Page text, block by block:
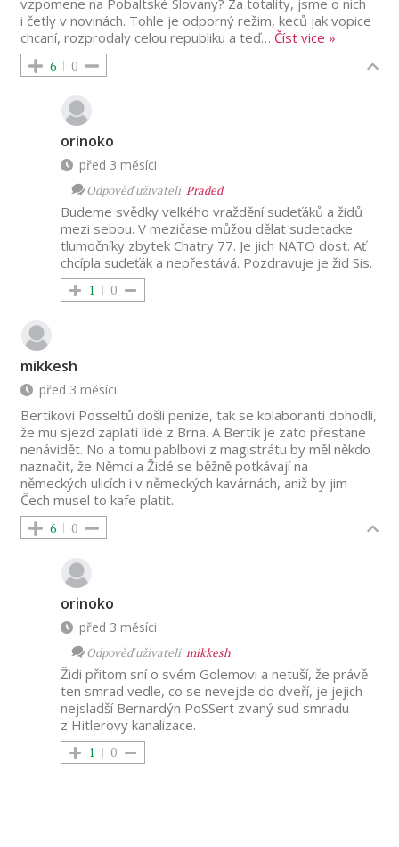
vzpomene na Pobaltské Slovany? Za totality, jsme o nich
i četly v novinách. Tohle je odporný režim, keců jak vopice
chcaní, rozprodaly celou republiku a teď… Číst vice »
6 0
orinoko
před 3 měsíci
Odpověď uživateliPraded
Budeme svědky velkého vraždění sudeťáků a židů
mezi sebou. V mezičase můžou dělat sudetacke
tlumočníky zbytek Chatry 77. Je jich NATO dost. Ať
chcípla sudeťák a nepřestává. Pozdravuje je žid Sis.
1 0
mikkesh
před 3 měsíci
Bertíkovi Posseltů došli peníze, tak se kolaboranti dohodli,
že mu sjezd zaplatí lidé z Brna. A Bertík je zato přestane
nenávidět. No a tomu pablbovi z magistrátu by měl někdo
naznačit, že Němci a Židé se běžně potkávají na
německých ulicích i v německých kavárnách, aniž by jim
Čech musel to kafe platit.
6 0
orinoko
před 3 měsíci
Odpověď uživatelimikkesh
Židi přitom sní o svém Golemovi a netuší, že právě
ten smrad vedle, co se nevejde do dveří, je jejich
nejsladší Bernardýn PoSSert zvaný sud smradu
z Hitlerovy kanalizace.
1 0